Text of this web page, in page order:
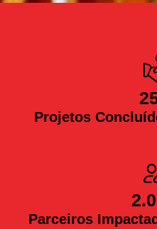
Projetos
Parceiros